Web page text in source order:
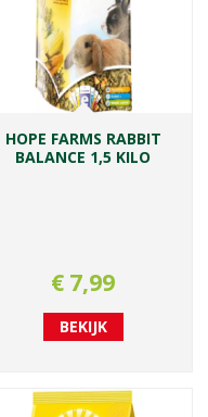
HOPE FARMS RABBIT
BALANCE 1,5 KILO
€ 7,99
BEKIJK